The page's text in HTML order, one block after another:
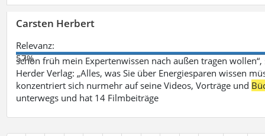
Carsten Herbert
Relevanz:
57%
schon früh mein Expertenwissen nach außen tragen
Herder Verlag: „Alles, was Sie über Energiesparen wissen
konzentriert sich nurmehr auf seine Videos, Vorträge und
unterwegs und hat 14 Filmbeiträge